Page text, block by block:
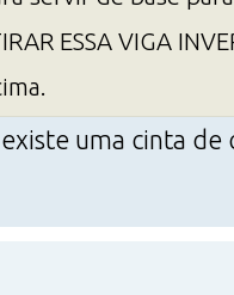
ESSA VIGA
uma cinta